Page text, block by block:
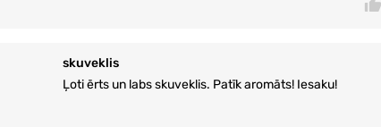
skuveklis
Ļoti ērts un labs skuveklis. Patīk aromāts! Iesaku!